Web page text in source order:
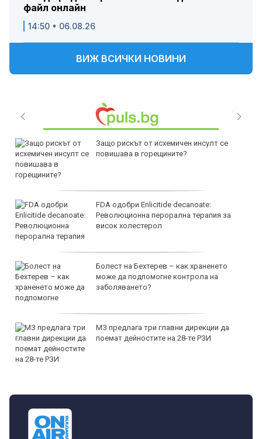
файл онлайн
14:50 • 06.08.26
ВИЖ ВСИЧКИ НОВИНИ
Защо рискът от исхемичен инсулт се
повишава в горещините?
FDA одобри Еnlicitide decanoate:
Революционна перорална терапия за
висок холестерол
Болест на Бехтерев – как храненето
може да подпомогне контрола на
заболяването?
МЗ предлага три главни дирекции да
поемат дейностите на 28-те РЗИ